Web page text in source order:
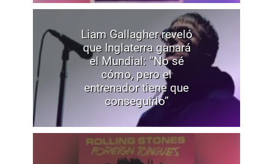
Liam Gallagher reveló
que Inglaterra ganará
el Mundial: “No sé
cómo, pero el
entrenador tiene que
conseguirlo”